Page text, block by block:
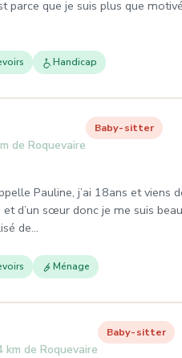
parce que je suis plus que
Handicap
sitter à Peypin
de Roquevaire
Baby-sitter
Pauline, j’ai 18ans et viens
d’un sœur donc je me suis
de…
Ménage
sitter à Aubagne
km de Roquevaire
Baby-sitter